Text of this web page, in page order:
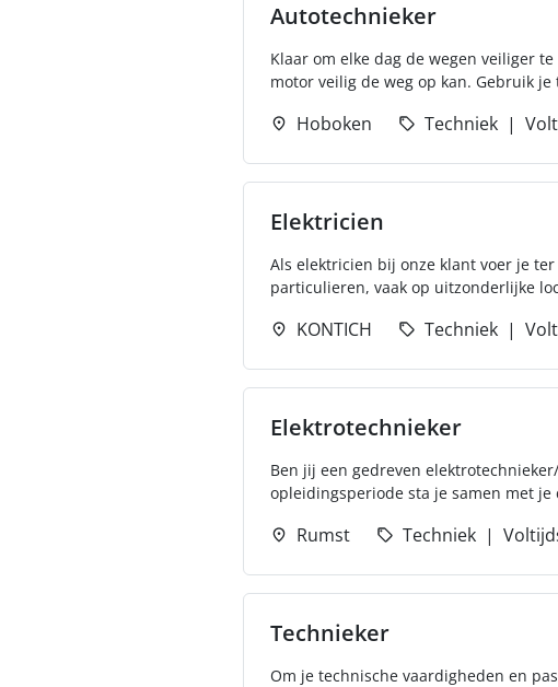
Autotechnieker
Klaar om elke dag de wegen veiliger
motor veilig de weg op kan. Gebruik je
Hoboken Techniek
Elektricien
Als elektricien bij onze klant voer je
particulieren, vaak op uitzonderlijke
KONTICH Techniek
Elektrotechnieker
Ben jij een gedreven
opleidingsperiode sta je samen met je
Rumst Techniek
Technieker
Om je technische vaardigheden en